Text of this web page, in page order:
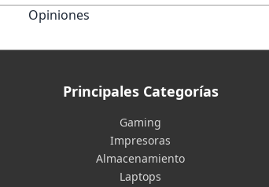
Opiniones
Principales Categorías
Gaming
Impresoras
Almacenamiento
Laptops